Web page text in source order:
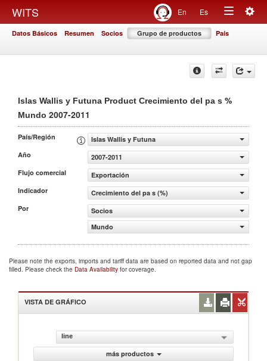
WITS En Es
Toggle
Datos Básicos Resumen Socios Grupo de productos País
Islas Wallis y Futuna Product Crecimiento del pa s %
Mundo 2007-2011
País/Región
Islas Wallis y Futuna
Año
2007-2011
Flujo comercial
Exportación
Indicador
Crecimiento del pa s (%)
Por
Socios
Mundo
Please note the exports, imports and tariff data are based on reported data and not gap
filled. Please check the Data Availability for coverage.
VISTA DE GRÁFICO
line
más productos